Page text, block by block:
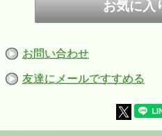
お問い合わせ
友達にメールですすめる